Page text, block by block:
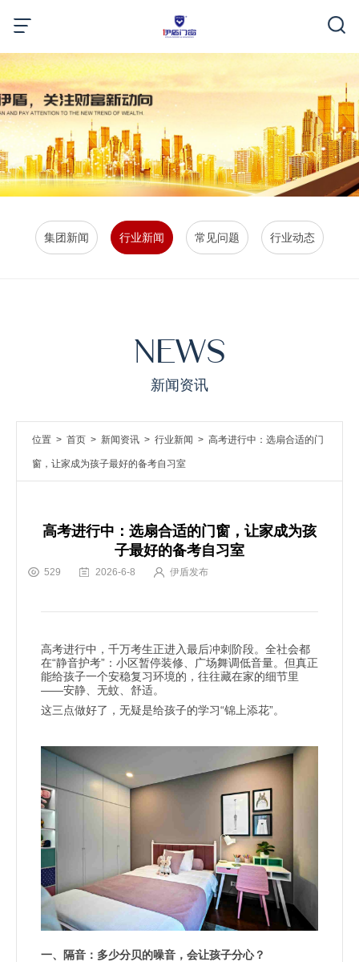
集团新闻 行业新闻 常见问题 行业动态
NEWS
新闻资讯
位置 > 首页 > 新闻资讯 > 行业新闻 > 高考进行中：选扇合适的门
窗，让家成为孩子最好的备考自习室
高考进行中：选扇合适的门窗，让家成为孩
子最好的备考自习室
529 2026-6-8 伊盾发布
高考进行中 ，千万考生正进入最后冲刺阶段。全社会都
在“静音护考” ：小区暂停装修、广场舞调低音量。但真正
能给孩子一个安稳复习环境的，往往藏在家的细节里
——安静、无蚊、舒适。
这三点做好了，无疑是给孩子的学习 “锦上添花”。
一、隔音：多少分贝的噪音，会让孩子分心？